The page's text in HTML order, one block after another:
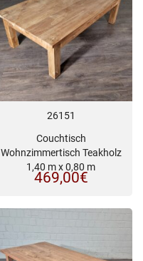
26151
Couchtisch
Wohnzimmertisch Teakholz
1,40 m x 0,80 m
469,00€